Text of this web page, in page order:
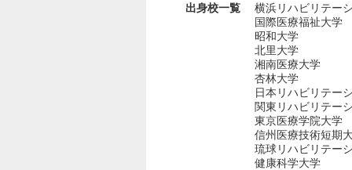
出身校一覧
横浜リハビリテー
国際医療福祉大学
昭和大学
北里大学
湘南医療大学
杏林大学
日本リハビリテ
関東リハビリテー
東京医療学院大学
信州医療技術短期
琉球リハビリテー
健康科学大学